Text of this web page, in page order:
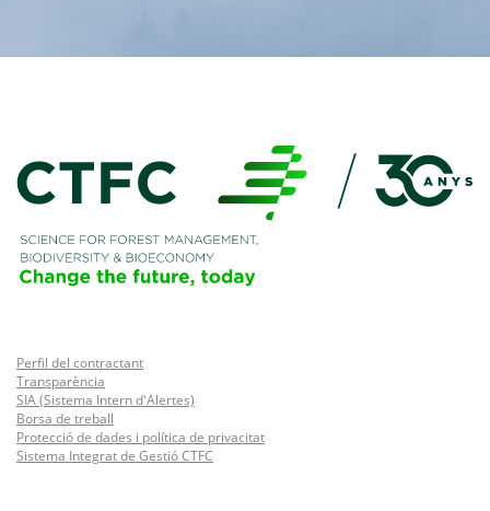
Perfil del contractant
Transparència
SIA (Sistema Intern d'Alertes)
Borsa de treball
Protecció de dades i política de privacitat
Sistema Integrat de Gestió CTFC